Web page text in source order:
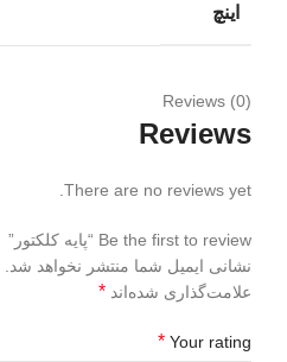
اینچ
Reviews (0)
Reviews
There are no reviews yet.
Be the first to review “پایه کلکتور”
نشانی ایمیل شما منتشر نخواهد شد.
علامت‌گذاری شده‌اند *
Your rating
*